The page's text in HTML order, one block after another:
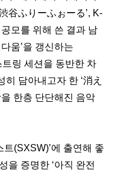
谷ふりーふぉーる’, K-
모를 위해 쓴 결과 남
움’을 갱신하는
트링 세션을 동반한 차
담아내고자 한 ‘消え
한층 단단해진 음악
(SXSW)’에 출연해 좋
을 증명한 ‘아직 완전